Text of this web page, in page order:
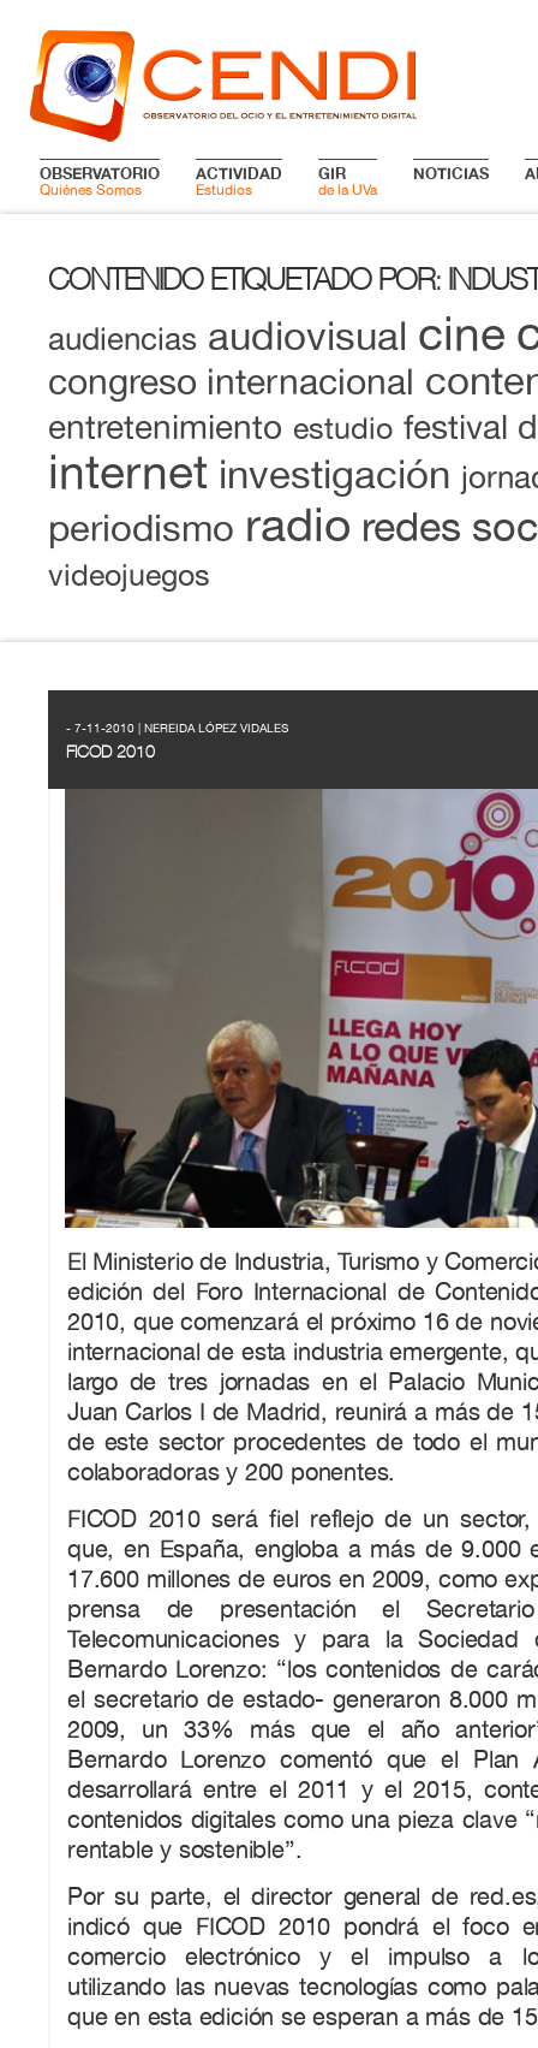
OBSERVATORIO
Quiénes Somos
ACTIVIDAD
Estudios
GIR
de la UVa
NOTICIAS
CONTENIDO ETIQUETADO POR:
audiencias audiovisual cine
congreso internacional
entretenimiento estudio festival
internet investigación
periodismo radio redes
videojuegos
- 7-11-2010 | NEREIDA LÓPEZ VIDALES
FICOD 2010
El Ministerio de Industria, Turismo y
edición del Foro Internacional de
2010, que comenzará el próximo 16 de
internacional de esta industria emergente,
largo de tres jornadas en el Palacio
Juan Carlos I de Madrid, reunirá a más de
de este sector procedentes de todo el
colaboradoras y 200 ponentes.
FICOD 2010 será fiel reflejo de un
que, en España, engloba a más de 9.000
17.600 millones de euros en 2009, como
prensa de presentación el
Telecomunicaciones y para la Sociedad
Bernardo Lorenzo: “los contenidos de
el secretario de estado- generaron 8.000
2009, un 33% más que el año
Bernardo Lorenzo comentó que el Plan
desarrollará entre el 2011 y el 2015,
contenidos digitales como una pieza clave
rentable y sostenible”.
Por su parte, el director general de
indicó que FICOD 2010 pondrá el foco
comercio electrónico y el impulso a
utilizando las nuevas tecnologías como
que en esta edición se esperan a más de